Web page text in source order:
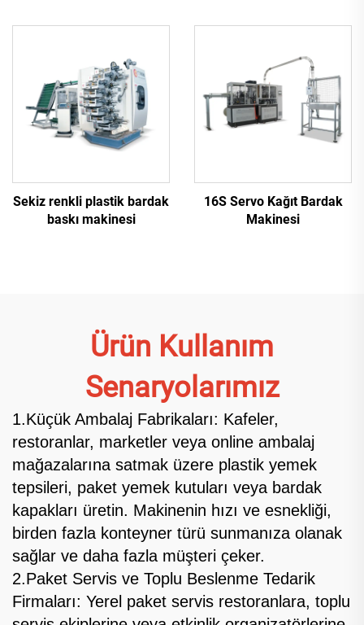
Sekiz renkli plastik bardak
baskı makinesi
16S Servo Kağıt Bardak
Makinesi
Ürün Kullanım
Senaryolarımız
1.Küçük Ambalaj Fabrikaları: Kafeler,
restoranlar, marketler veya online ambalaj
mağazalarına satmak üzere plastik yemek
tepsileri, paket yemek kutuları veya bardak
kapakları üretin. Makinenin hızı ve esnekliği,
birden fazla konteyner türü sunmanıza olanak
sağlar ve daha fazla müşteri çeker.​
2.Paket Servis ve Toplu Beslenme Tedarik
Firmaları: Yerel paket servis restoranlara, toplu